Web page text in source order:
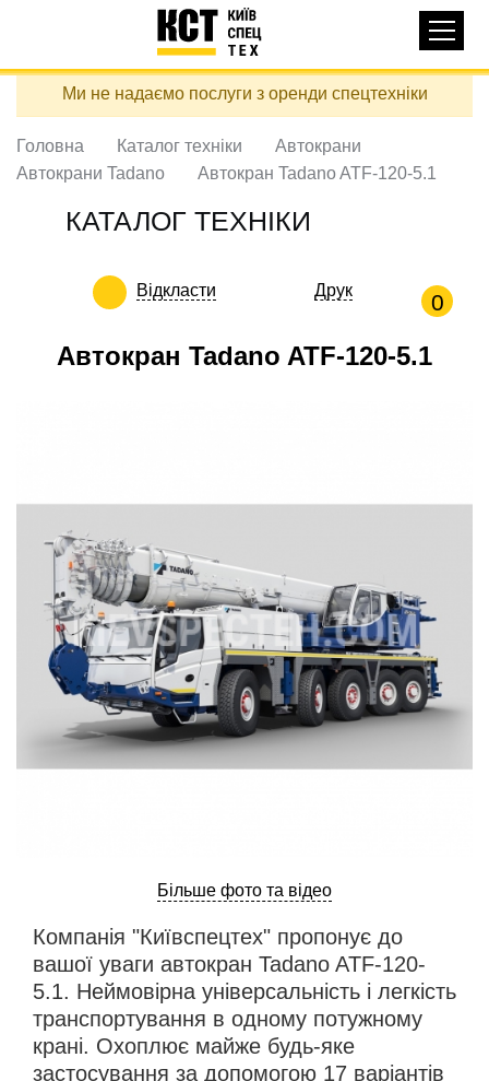
Перейти
вмісту
навигация
КАТАЛОГ ТЕХНІКИ
ДОСТАВКА ТА ОПЛАТА
ПРО НАС
КОНТАКТИ
Контактні телефони:
Ми не надаємо послуги з оренди спецтехніки
Головна Каталог техніки
Автокрани
Автокрани Tadano
Автокран Tadano ATF-120-5.1
КАТАЛОГ ТЕХНІКИ
Відкласти Друк 0
Автокран Tadano ATF-120-5.1
Більше фото та відео
Компанія "Київспецтех" пропонує до
вашої уваги автокран Tadano ATF-120-
5.1. Неймовірна універсальність і легкість
транспортування в одному потужному
крані. Охоплює майже будь-яке
застосування за допомогою 17 варіантів